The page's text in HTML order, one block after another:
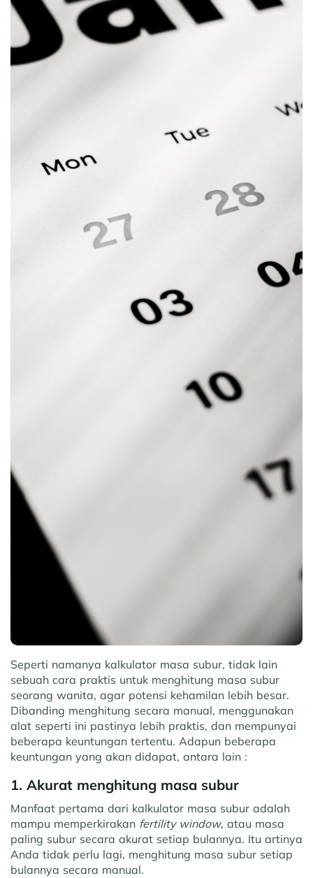
Seperti namanya kalkulator masa subur, tidak lain
sebuah cara praktis untuk menghitung masa subur
seorang wanita, agar potensi kehamilan lebih besar.
Dibanding menghitung secara manual, menggunakan
alat seperti ini pastinya lebih praktis, dan mempunyai
beberapa keuntungan tertentu. Adapun beberapa
keuntungan yang akan didapat, antara lain :
1. Akurat menghitung masa subur
Manfaat pertama dari kalkulator masa subur adalah
mampu memperkirakan fertility window, atau masa
paling subur secara akurat setiap bulannya. Itu artinya
Anda tidak perlu lagi, menghitung masa subur setiap
bulannya secara manual.